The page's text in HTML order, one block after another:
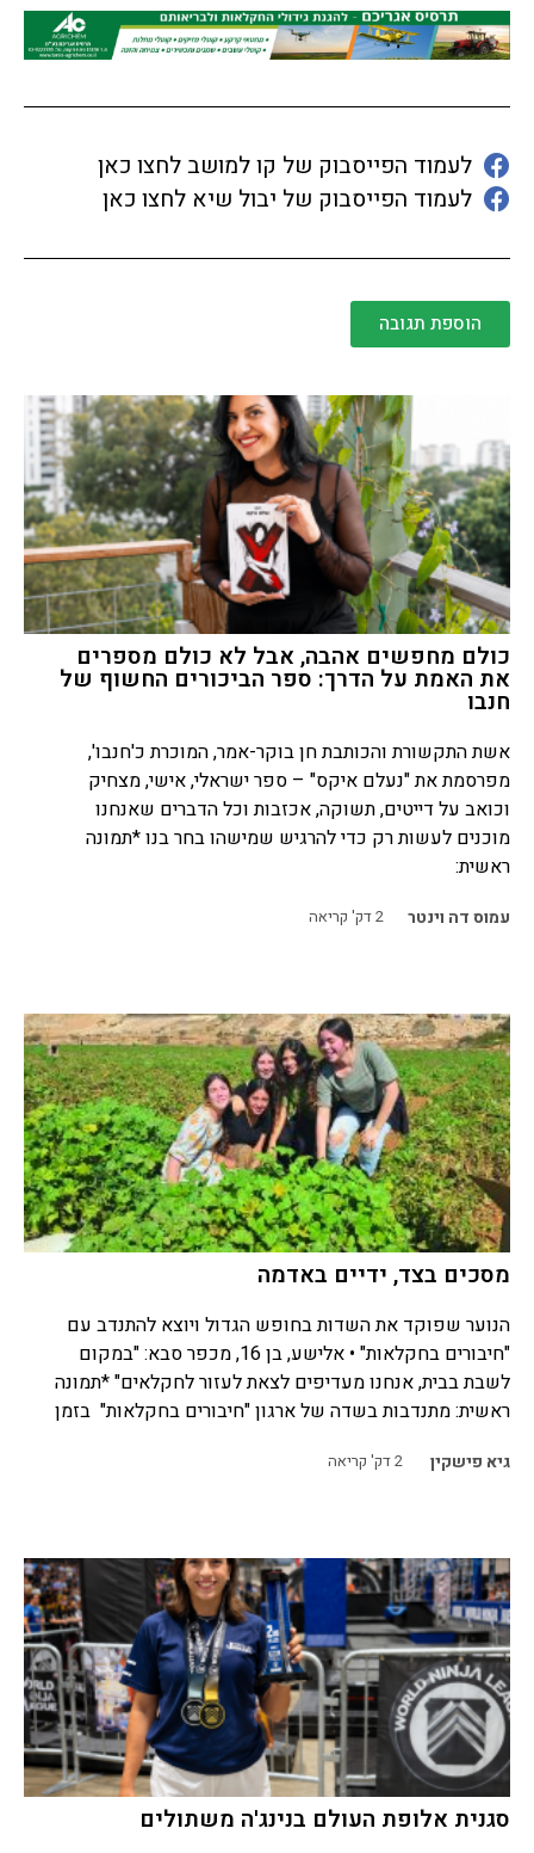
לעמוד הפייסבוק של קו למושב לחצו כאן
לעמוד הפייסבוק של יבול שיא לחצו כאן
הוספת תגובה
כולם מחפשים אהבה, אבל לא כולם מספרים
את האמת על הדרך: ספר הביכורים החשוף של
חנבו
אשת התקשורת והכותבת חן בוקר-אמר, המוכרת כ'חנבו',
מפרסמת את "נעלם איקס" – ספר ישראלי, אישי, מצחיק
וכואב על דייטים, תשוקה, אכזבות וכל הדברים שאנחנו
מוכנים לעשות רק כדי להרגיש שמישהו בחר בנו *תמונה
ראשית:
עמוס דה וינטר 2דק' קריאה
מסכים בצד, ידיים באדמה
הנוער שפוקד את השדות בחופש הגדול ויוצא להתנדב עם
"חיבורים בחקלאות" • אלישע, בן 16, מכפר סבא: "במקום
לשבת בבית, אנחנו מעדיפים לצאת לעזור לחקלאים" *תמונה
ראשית: מתנדבות בשדה של ארגון "חיבורים בחקלאות" בזמן
גיא פישקין 2דק' קריאה
סגנית אלופת העולם בנינג'ה משתולים